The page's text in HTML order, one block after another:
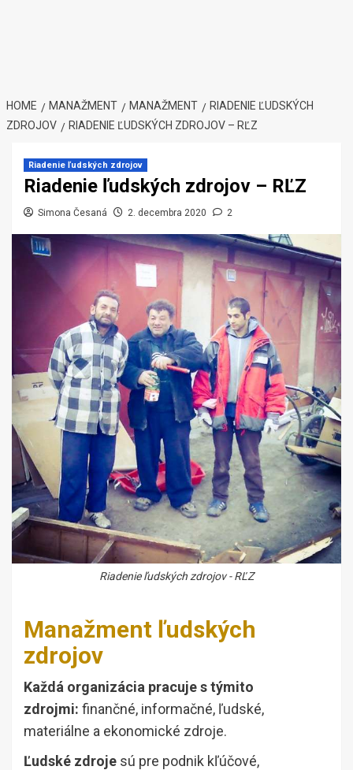
HOME MANAŽMENT MANAŽMENT
RIADENIE ĽUDSKÝCH
ZDROJOV
RIADENIE ĽUDSKÝCH ZDROJOV – RĽZ
Riadenie ľudských zdrojov
Riadenie ľudských zdrojov – RĽZ
Simona Česaná 2. decembra 2020 2
Riadenie ľudských zdrojov - RĽZ
Manažment ľudských
zdrojov
Každá organizácia pracuje s týmito
zdrojmi: finančné, informačné, ľudské,
materiálne a ekonomické zdroje.
Ľudské zdroje sú pre podnik kľúčové,